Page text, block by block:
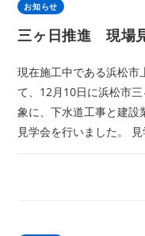
お知らせ
三ヶ日推進 現場
現在施工中である浜松市
て、12月10日に浜松市
象に、下水道工事と建設
見学会を行いました。